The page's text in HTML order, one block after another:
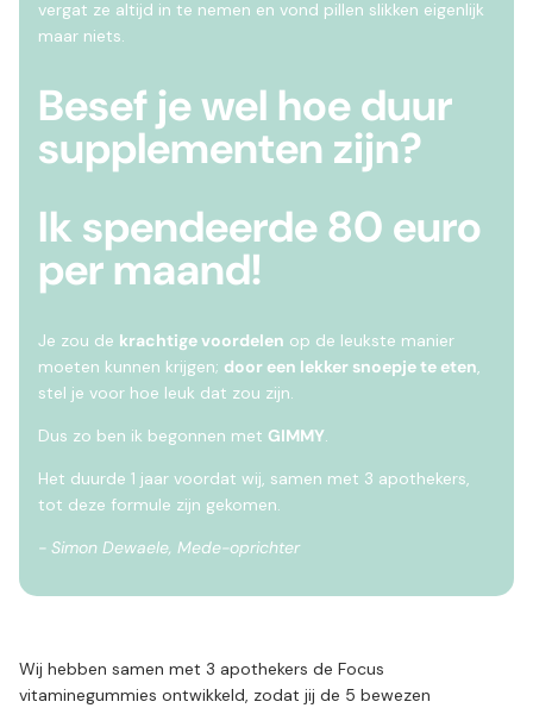
vergat ze altijd in te nemen en vond pillen slikken eigenlijk
maar niets.
Besef je wel hoe duur
supplementen zijn?
Ik spendeerde 80 euro
per maand!
Je zou de krachtige voordelen op de leukste manier
moeten kunnen krijgen; door een lekker snoepje te eten,
stel je voor hoe leuk dat zou zijn.
Dus zo ben ik begonnen met GIMMY.
Het duurde 1 jaar voordat wij, samen met 3 apothekers,
tot deze formule zijn gekomen.
- Simon Dewaele, Mede-oprichter
Wij hebben samen met 3 apothekers de Focus
vitaminegummies ontwikkeld, zodat jij de 5 bewezen